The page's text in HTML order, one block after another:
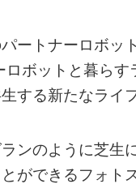
ートナーロボッ
ロボットと暮ら
する新たなライ
ンのように芝生
ができるフォト